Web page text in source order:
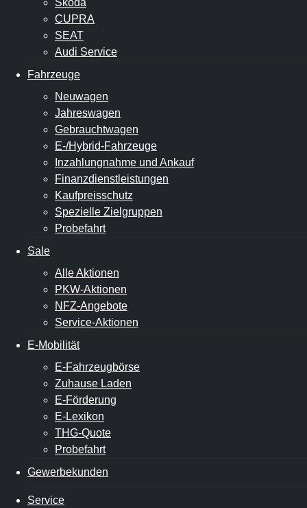
Škoda
CUPRA
SEAT
Audi Service
Fahrzeuge
Neuwagen
Jahreswagen
Gebrauchtwagen
E-/Hybrid-Fahrzeuge
Inzahlungnahme und Ankauf
Finanzdienstleistungen
Kaufpreisschutz
Spezielle Zielgruppen
Probefahrt
Sale
Alle Aktionen
PKW-Aktionen
NFZ-Angebote
Service-Aktionen
E-Mobilität
E-Fahrzeugbörse
Zuhause Laden
E-Förderung
E-Lexikon
THG-Quote
Probefahrt
Gewerbekunden
Service